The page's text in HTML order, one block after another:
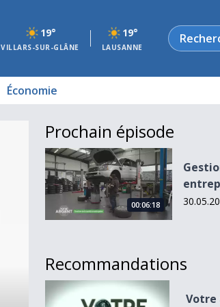
19°
VILLARS-SUR-GLÂNE
19°
LAUSANNE
Économie
Prochain épisode
Gestion de la santé en entreprise
00:06:18
Recommandations
Votre argent du 10.10.16
Votre